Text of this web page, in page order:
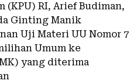
(KPU) RI, Arief Budiman,
Ginting Manik
Uji Materi UU Nomor 7
Umum ke
yang diterima